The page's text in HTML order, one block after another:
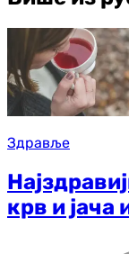
Здравље
крв и јача